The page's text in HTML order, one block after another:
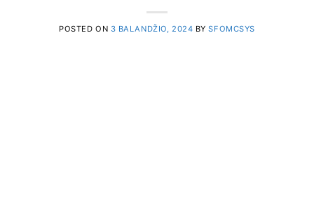
POSTED ON 3 BALANDŽIO, 2024 BYSFOMCSYS